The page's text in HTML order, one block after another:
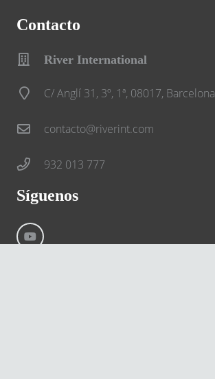
Contacto
River International
C/ Anglí 31, 3º, 1ª, 08017, Barcelona
contacto@riverint.com
932 013 777
Síguenos